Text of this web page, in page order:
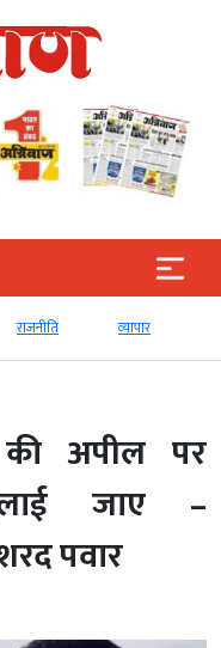
की अपील पर
जाए –
पवार